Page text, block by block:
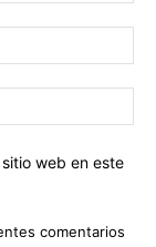
web en este
comentarios